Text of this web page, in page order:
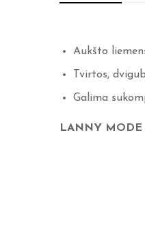
Aukšto
Tvirtos,
Galima
LANNY MODE